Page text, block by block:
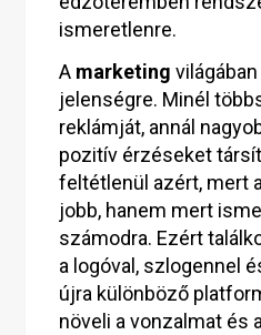
ismeretlenre.
A marketing
jelenségre. Minél
reklámját, annál
pozitív érzéseket
feltétlenül azért, mert
jobb, hanem mert
számodra. Ezért
a logóval, szlogennel
újra különböző
növeli a vonzalmat és